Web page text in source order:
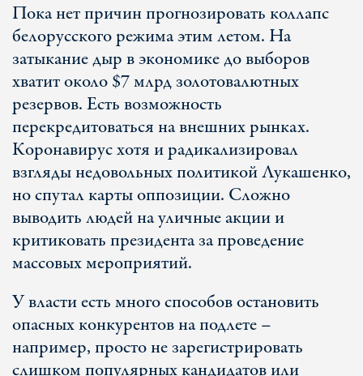
Пока нет причин прогнозировать коллапс
белорусского режима этим летом. На
затыкание дыр в экономике до выборов
хватит около $7 млрд золотовалютных
резервов. Есть возможность
перекредитоваться на внешних рынках.
Коронавирус хотя и радикализировал
взгляды недовольных политикой Лукашенко,
но спутал карты оппозиции. Сложно
выводить людей на уличные акции и
критиковать президента за проведение
массовых мероприятий.
У власти есть много способов остановить
опасных конкурентов на подлете –
например, просто не зарегистрировать
слишком популярных кандидатов или